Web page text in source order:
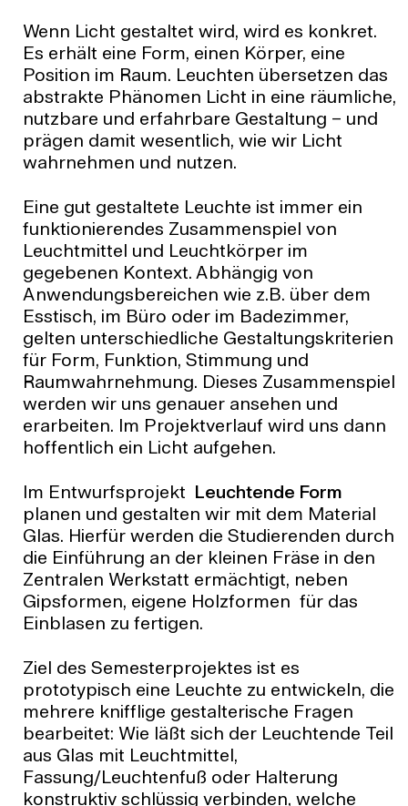
Wenn Licht gestaltet wird, wird es konkret.
Es erhält eine Form, einen Körper, eine
Position im Raum. Leuchten übersetzen das
abstrakte Phänomen Licht in eine räumliche,
nutzbare und erfahrbare Gestaltung – und
prägen damit wesentlich, wie wir Licht
wahrnehmen und nutzen.
Eine gut gestaltete Leuchte ist immer ein
funktionierendes Zusammenspiel von
Leuchtmittel und Leuchtkörper im
gegebenen Kontext. Abhängig von
Anwendungsbereichen wie z.B. über dem
Esstisch, im Büro oder im Badezimmer,
gelten unterschiedliche Gestaltungskriterien
für Form, Funktion, Stimmung und
Raumwahrnehmung. Dieses Zusammenspiel
werden wir uns genauer ansehen und
erarbeiten. Im Projektverlauf wird uns dann
hoffentlich ein Licht aufgehen.
Im Entwurfsprojekt
Leuchtende Form
planen und gestalten wir mit dem Material
Glas. Hierfür werden die Studierenden durch
die Einführung an der kleinen Fräse in den
Zentralen Werkstatt ermächtigt, neben
Gipsformen, eigene Holzformen für das
Einblasen zu fertigen.
Ziel des Semesterprojektes ist es
prototypisch eine Leuchte zu entwickeln, die
mehrere knifflige gestalterische Fragen
bearbeitet: Wie läßt sich der Leuchtende Teil
aus Glas mit Leuchtmittel,
Fassung/Leuchtenfuß oder Halterung
konstruktiv schlüssig verbinden, welche